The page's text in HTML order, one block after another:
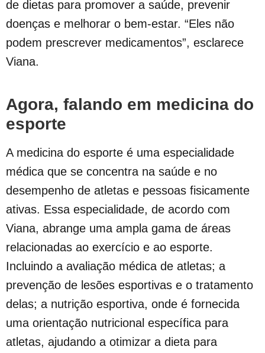
de dietas para promover a saúde, prevenir
doenças e melhorar o bem-estar. “Eles não
podem prescrever medicamentos”, esclarece
Viana.
Agora, falando em medicina do
esporte
A medicina do esporte é uma especialidade
médica que se concentra na saúde e no
desempenho de atletas e pessoas fisicamente
ativas. Essa especialidade, de acordo com
Viana, abrange uma ampla gama de áreas
relacionadas ao exercício e ao esporte.
Incluindo a avaliação médica de atletas; a
prevenção de lesões esportivas e o tratamento
delas; a nutrição esportiva, onde é fornecida
uma orientação nutricional específica para
atletas, ajudando a otimizar a dieta para